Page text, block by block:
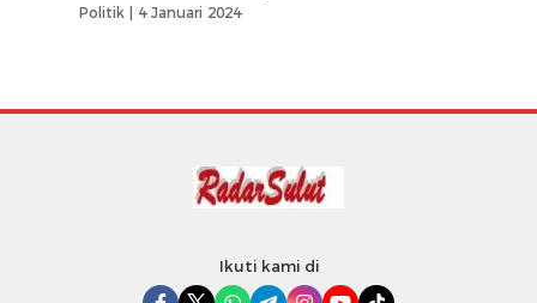
Politik | 4 Januari 2024
Ikuti kami di